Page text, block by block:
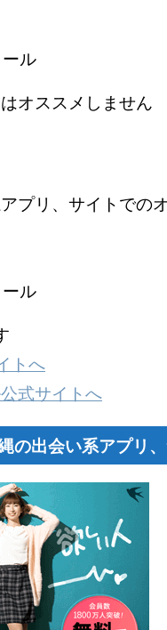
ル
オススメしません
プリ、サイトでの
ル
トへ
式サイトへ
出会い系アプリ